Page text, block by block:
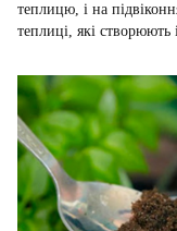
теплицю, і на
теплиці, які створюють